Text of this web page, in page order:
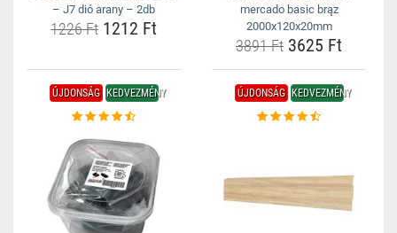
– J7 dió arany – 2db
1226 Ft 1212 Ft
mercado basic brąz
2000x120x20mm
3891 Ft 3625 Ft
ÚJDONSÁG KEDVEZMÉNY ÚJDONSÁG KEDVEZMÉNY